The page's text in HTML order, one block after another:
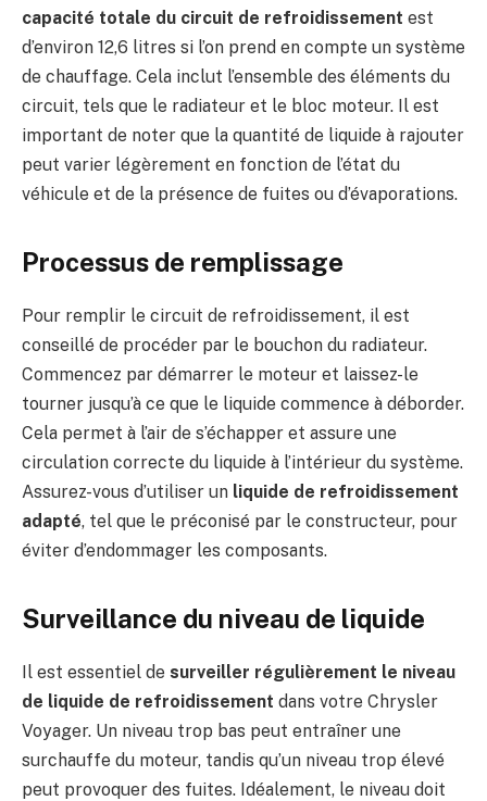
capacité totale du circuit de refroidissement est
d’environ 12,6 litres si l’on prend en compte un système
de chauffage. Cela inclut l’ensemble des éléments du
circuit, tels que le radiateur et le bloc moteur. Il est
important de noter que la quantité de liquide à rajouter
peut varier légèrement en fonction de l’état du
véhicule et de la présence de fuites ou d’évaporations.
Processus de remplissage
Pour remplir le circuit de refroidissement, il est
conseillé de procéder par le bouchon du radiateur.
Commencez par démarrer le moteur et laissez-le
tourner jusqu’à ce que le liquide commence à déborder.
Cela permet à l’air de s’échapper et assure une
circulation correcte du liquide à l’intérieur du système.
Assurez-vous d’utiliser un liquide de refroidissement
adapté, tel que le préconisé par le constructeur, pour
éviter d’endommager les composants.
Surveillance du niveau de liquide
Il est essentiel de surveiller régulièrement le niveau
de liquide de refroidissement dans votre Chrysler
Voyager. Un niveau trop bas peut entraîner une
surchauffe du moteur, tandis qu’un niveau trop élevé
peut provoquer des fuites. Idéalement, le niveau doit